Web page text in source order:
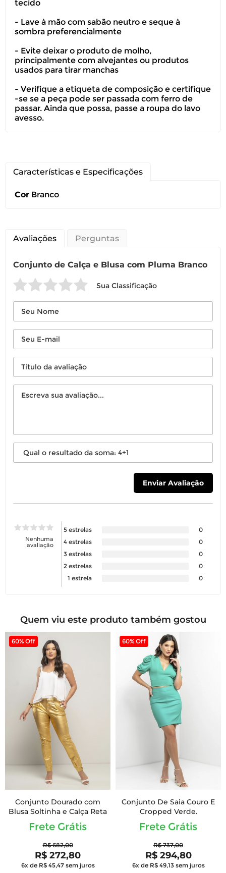
Você pode devolver este
produto gratuitamente.
Você possui até 07 dias corridos, após o
recebimento do produto, para solicitar
a troca ou devolução caso seu produto
É importante revisar aspolíticas de
devolução.
tecido
- Lave à mão com sabão neutro e seque à
sombra preferencialmente
- Evite deixar o produto de molho,
principalmente com alvejantes ou produtos
usados para tirar manchas
- Verifique a etiqueta de composição e certifique
-se se a peça pode ser passada com ferro de
passar. Ainda que possa, passe a roupa do lavo
avesso.
Características e Especificações
Cor Branco
Avaliações Perguntas
Conjunto de Calça e Blusa com Pluma Branco
Sua Classificação
Nenhuma
avaliação
5 estrelas
0
4 estrelas
0
3 estrelas
0
2 estrelas
0
1 estrela
0
Quem viu este produto também gostou
60% Off
Conjunto Dourado com
Blusa Soltinha e Calça Reta
Frete Grátis
R$ 682,00
R$ 272,80
6x de R$ 45,47 sem juros
60% Off
Conjunto De Saia Couro E
Cropped Verde.
Frete Grátis
R$ 737,00
R$ 294,80
6x de R$ 49,13 sem juros